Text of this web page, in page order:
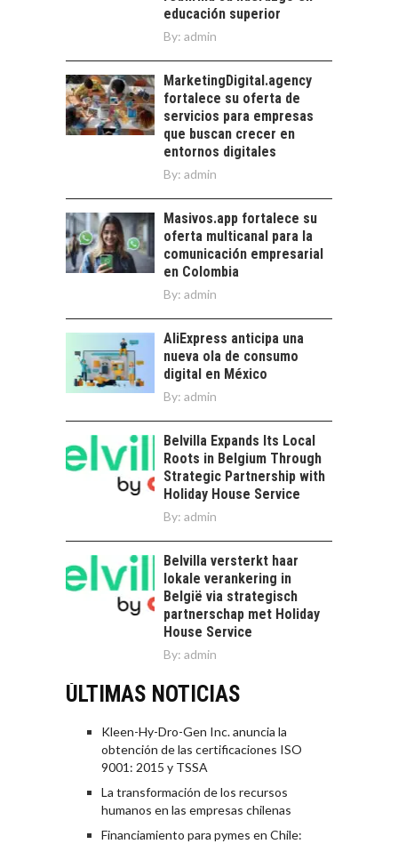
CHILE
El auge de las
exportaciones de
servicios digitales en
Chile:…
TURISMO EN EL
DESIERTO DE
ATACAMA:
OPORTUNIDADES
PARA EL
DESARROLLO LOCAL
Atacama: Motor
Estratégico para el
Desarrollo Turístico…
educación superior
By: admin
MarketingDigital.agency
fortalece su oferta de
servicios para empresas
que buscan crecer en
entornos digitales
By: admin
Masivos.app fortalece su
oferta multicanal para la
comunicación empresarial
en Colombia
By: admin
AliExpress anticipa una
nueva ola de consumo
digital en México
By: admin
Belvilla Expands Its Local
Roots in Belgium Through
Strategic Partnership with
Holiday House Service
By: admin
Belvilla versterkt haar
lokale verankering in
België via strategisch
partnerschap met Holiday
House Service
By: admin
ÚLTIMAS NOTICIAS
Kleen-Hy-Dro-Gen Inc. anuncia la
obtención de las certificaciones ISO
9001: 2015 y TSSA
La transformación de los recursos
humanos en las empresas chilenas
Financiamiento para pymes en Chile: